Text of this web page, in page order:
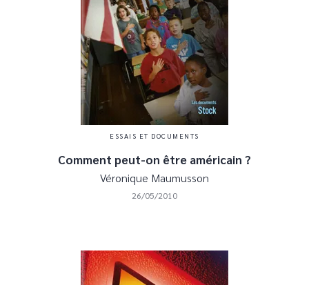
ESSAIS ET DOCUMENTS
Comment peut-on être américain ?
Véronique Maumusson
26/05/2010